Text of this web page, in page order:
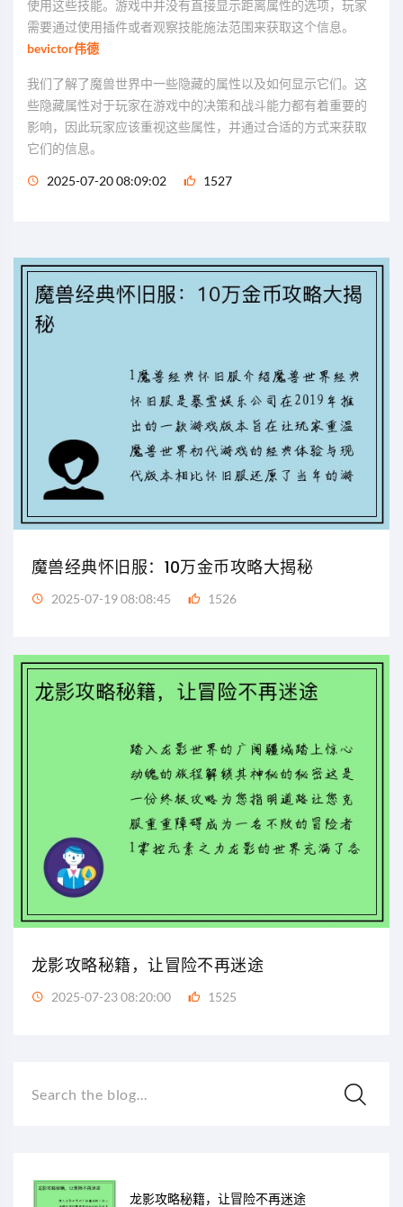
使用这些技能。游戏中并没有直接显示距离属性的选项，玩家
需要通过使用插件或者观察技能施法范围来获取这个信息。
bevictor伟德
我们了解了魔兽世界中一些隐藏的属性以及如何显示它们。这
些隐藏属性对于玩家在游戏中的决策和战斗能力都有着重要的
影响，因此玩家应该重视这些属性，并通过合适的方式来获取
它们的信息。
2025-07-20 08:09:02 1527
魔兽经典怀旧服：10万金币攻略大揭秘
2025-07-19 08:08:45 1526
龙影攻略秘籍，让冒险不再迷途
2025-07-23 08:20:00 1525
Search the blog...
龙影攻略秘籍，让冒险不再迷途